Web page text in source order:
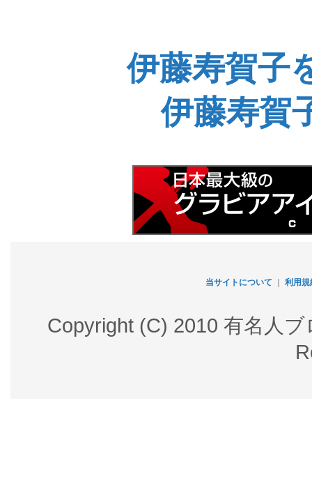
伊藤寿賀子
伊藤寿賀
当サイトについて 利用規
Copyright (C) 2010 有名人